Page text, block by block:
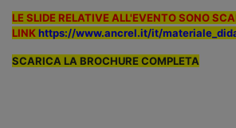
LE SLIDE RELATIVE ALL'EVENTO SONO
LINKhttps://www.ancrel.it/it/
SCARICA LA BROCHURE COMPLETA